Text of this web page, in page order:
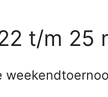
t/m 25